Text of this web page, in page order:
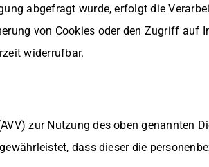
abgefragt wurde, erfolgt die
von Cookies oder den Zugriff
widerrufbar.
zur Nutzung des oben genannten
dass dieser die